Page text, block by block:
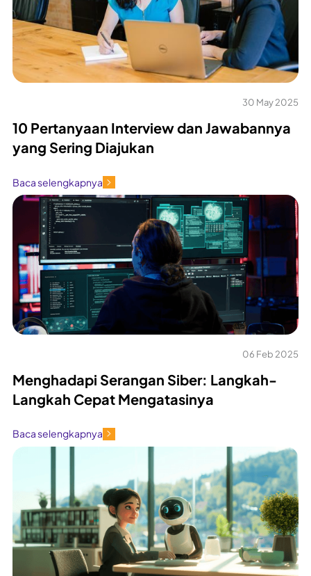
30 May 2025
10 Pertanyaan Interview dan Jawabannya
yang Sering Diajukan
Baca selengkapnya
06 Feb 2025
Menghadapi Serangan Siber: Langkah-
Langkah Cepat Mengatasinya
Baca selengkapnya